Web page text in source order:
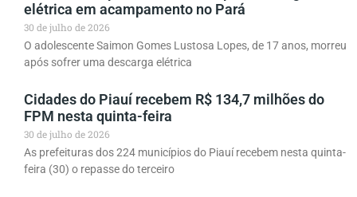
elétrica em acampamento no Pará
30 de julho de 2026
O adolescente Saimon Gomes Lustosa Lopes, de 17 anos, morreu
após sofrer uma descarga elétrica
Cidades do Piauí recebem R$ 134,7 milhões do
FPM nesta quinta-feira
30 de julho de 2026
As prefeituras dos 224 municípios do Piauí recebem nesta quinta-
feira (30) o repasse do terceiro